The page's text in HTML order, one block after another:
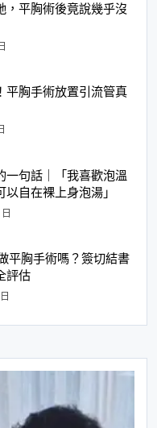
，平胸術後竟說幾乎沒
平胸手術放置引流管真
一句話｜「我喜歡泡溫
自在裸上身泡湯」
平胸手術嗎？簽切結書
評估